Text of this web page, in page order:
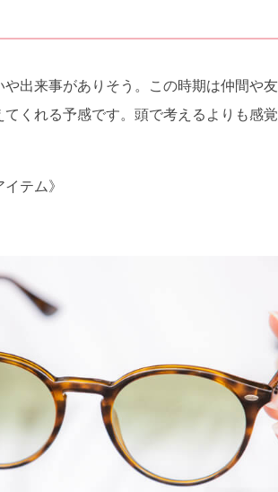
出来事がありそう。この時期は仲間や
くれる予感です。頭で考えるよりも感
テム》